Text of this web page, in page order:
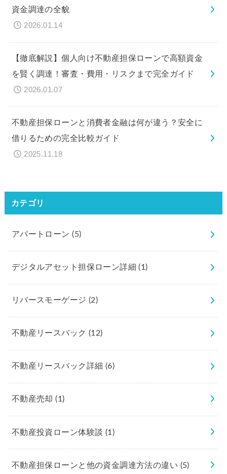
資金調達の全貌
2026.01.14
【徹底解説】個人向け不動産担保ローンで高額資金
を賢く調達！審査・費用・リスクまで完全ガイド
2026.01.07
不動産担保ローンと消費者金融は何が違う？安全に
借りるための完全比較ガイド
2025.11.18
カテゴリ
アパートローン(5)
デジタルアセット担保ローン詳細(1)
リバースモーゲージ (2)
不動産リースバック (12)
不動産リースバック詳細 (6)
不動産売却(1)
不動産投資ローン体験談 (1)
不動産担保ローンと他の資金調達方法の違い (5)